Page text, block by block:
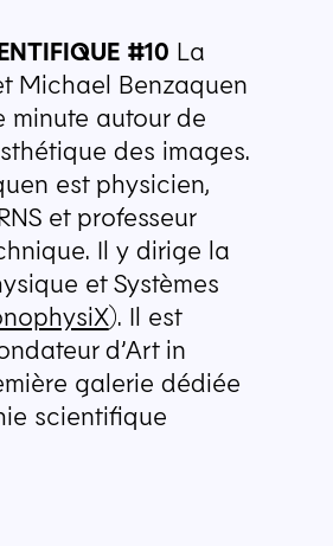
#10 La
Michael Benzaquen
minute autour de
des images.
est physicien,
et professeur
Il y dirige la
et Systèmes
). Il est
d’Art in
galerie dédiée
scientifique